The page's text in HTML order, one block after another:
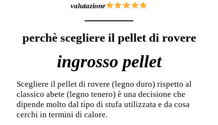
valutazione
perchè scegliere il pellet di rovere
ingrosso pellet
Scegliere il pellet di rovere (legno duro) rispetto al
classico abete (legno tenero) è una decisione che
dipende molto dal tipo di stufa utilizzata e da cosa
cerchi in termini di calore.